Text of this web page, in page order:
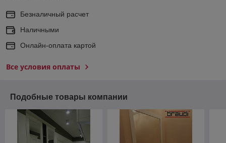
Безналичный расчет
Наличными
Онлайн-оплата картой
Все условия оплаты
Подобные товары компании